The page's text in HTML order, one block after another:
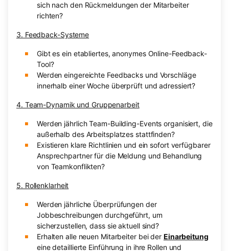
sich nach den Rückmeldungen der Mitarbeiter
richten?
3. Feedback-Systeme
Gibt es ein etabliertes, anonymes Online-Feedback-
Tool?
Werden eingereichte Feedbacks und Vorschläge
innerhalb einer Woche überprüft und adressiert?
4. Team-Dynamik und Gruppenarbeit
Werden jährlich Team-Building-Events organisiert, die
außerhalb des Arbeitsplatzes stattfinden?
Existieren klare Richtlinien und ein sofort verfügbarer
Ansprechpartner für die Meldung und Behandlung
von Teamkonflikten?
5. Rollenklarheit
Werden jährliche Überprüfungen der
Jobbeschreibungen durchgeführt, um
sicherzustellen, dass sie aktuell sind?
Erhalten alle neuen Mitarbeiter bei der Einarbeitung
eine detaillierte Einführung in ihre Rollen und